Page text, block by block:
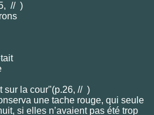
// )
sur la cour"(p.26, // )
une tache rouge, qui seule
si elles n’avaient pas été trop